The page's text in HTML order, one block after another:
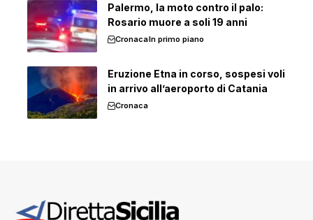
Palermo, la moto contro il palo:
Rosario muore a soli 19 anni
CronacaIn primo piano
Eruzione Etna in corso, sospesi voli
in arrivo all’aeroporto di Catania
Cronaca